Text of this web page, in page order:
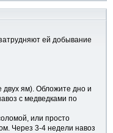
ей добывание
двух ям). Обложите дно и
с медведками по
или просто
Через 3-4 недели навоз